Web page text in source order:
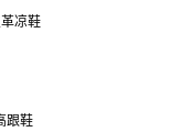
凉鞋
跟鞋